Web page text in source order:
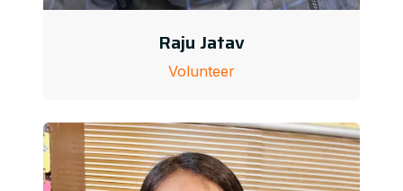
Raju Jatav
Volunteer